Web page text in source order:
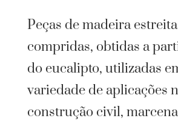
Peças de madeira
compridas, obtidas a
do eucalipto, utilizadas
variedade de aplicações
construção civil,